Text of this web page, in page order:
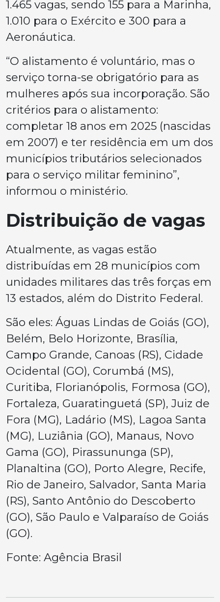
1.465 vagas, sendo 155 para a Marinha,
1.010 para o Exército e 300 para a
Aeronáutica.
“O alistamento é voluntário, mas o
serviço torna-se obrigatório para as
mulheres após sua incorporação. São
critérios para o alistamento:
completar 18 anos em 2025 (nascidas
em 2007) e ter residência em um dos
municípios tributários selecionados
para o serviço militar feminino”,
informou o ministério.
Distribuição de vagas
Atualmente, as vagas estão
distribuídas em 28 municípios com
unidades militares das três forças em
13 estados, além do Distrito Federal.
São eles: Águas Lindas de Goiás (GO),
Belém, Belo Horizonte, Brasília,
Campo Grande, Canoas (RS), Cidade
Ocidental (GO), Corumbá (MS),
Curitiba, Florianópolis, Formosa (GO),
Fortaleza, Guaratinguetá (SP), Juiz de
Fora (MG), Ladário (MS), Lagoa Santa
(MG), Luziânia (GO), Manaus, Novo
Gama (GO), Pirassununga (SP),
Planaltina (GO), Porto Alegre, Recife,
Rio de Janeiro, Salvador, Santa Maria
(RS), Santo Antônio do Descoberto
(GO), São Paulo e Valparaíso de Goiás
(GO).
Fonte: Agência Brasil